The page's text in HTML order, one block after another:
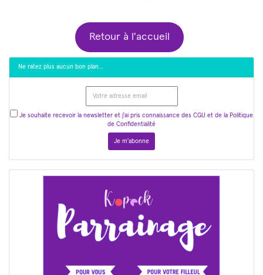
Retour à l'accueil
Ne ratez plus aucun bon plan…
Je souhaite recevoir la newsletter et j'ai pris connaissance des CGU et de la Politique
de Confidentialité